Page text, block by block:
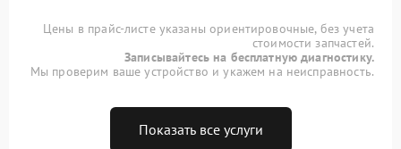
Цены в прайс-листе указаны ориентировочные, без учета
стоимости запчастей.
Записывайтесь на бесплатную диагностику.
Мы проверим ваше устройство и укажем на неисправность.
Показать все услуги